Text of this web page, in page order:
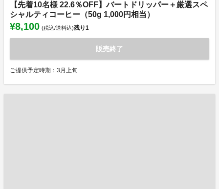
【先着10名様 22.6％OFF】バートドリッパー＋厳選スペ
シャルティコーヒー（50g 1,000円相当）
¥8,100 (税込/送料込)残り1
販売終了
ご提供予定時期：3月上旬